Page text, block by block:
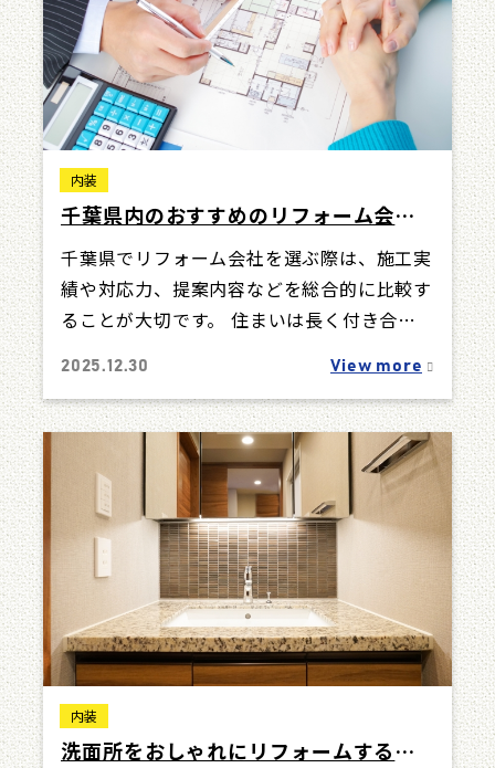
内装
千葉県内のおすすめのリフォーム会社5
選｜業者選びのコツまで解説
千葉県でリフォーム会社を選ぶ際は、施工実
績や対応力、提案内容などを総合的に比較す
ることが大切です。 住まいは長く付き合う
2025.12.30 View more
内装
洗面所をおしゃれにリフォームするに